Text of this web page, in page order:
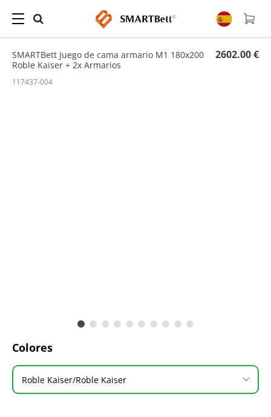
Hogar Conjunto
/ SMARTBett Juego de cama armario M1 180x200 Roble Kaiser + 2x
SMARTBett Juego de cama armario M1 180x200
Roble Kaiser + 2x Armarios
2602.00 €
117437-004
Colores
Roble Kaiser/Roble Kaiser